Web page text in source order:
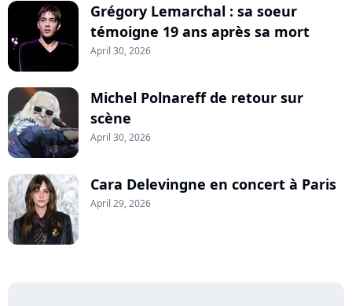
Grégory Lemarchal : sa soeur
témoigne 19 ans après sa mort
April 30, 2026
Michel Polnareff de retour sur
scène
April 30, 2026
Cara Delevingne en concert à Paris
April 29, 2026